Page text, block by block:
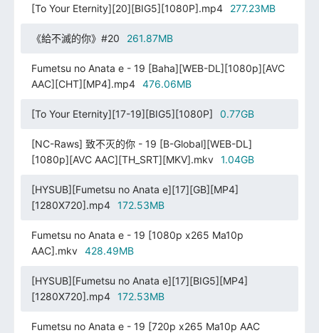
[To Your Eternity][20][BIG5][1080P].mp4 277.23MB
《給不滅的你》#20 261.87MB
Fumetsu no Anata e - 19 [Baha][WEB-DL][1080p][AVC
AAC][CHT][MP4].mp4
476.06MB
[To Your Eternity][17-19][BIG5][1080P] 0.77GB
[NC-Raws] 致不灭的你 - 19 [B-Global][WEB-DL]
[1080p][AVC AAC][TH_SRT][MKV].mkv
1.04GB
[HYSUB][Fumetsu no Anata e][17][GB][MP4]
[1280X720].mp4
172.53MB
Fumetsu no Anata e - 19 [1080p x265 Ma10p
AAC].mkv
428.49MB
[HYSUB][Fumetsu no Anata e][17][BIG5][MP4]
[1280X720].mp4
172.53MB
Fumetsu no Anata e - 19 [720p x265 Ma10p AAC